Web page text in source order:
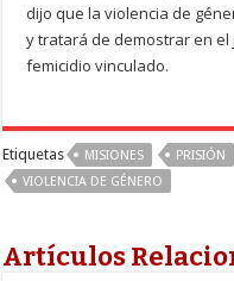
dijo que la violencia de
y tratará de demostrar en
femicidio vinculado.
Etiquetas MISIONES PRISIÓN
VIOLENCIA DE GÉNERO
Artículos